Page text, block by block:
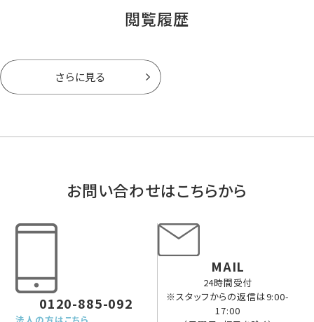
閲覧履歴
さらに見る
お問い合わせはこちらから
0120-885-092
MAIL
24時間受付
※スタッフからの返信は9:00-
17:00